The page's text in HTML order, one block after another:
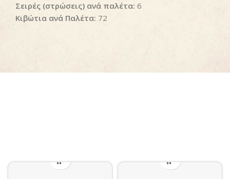
Σειρές (στρώσεις) ανά παλέτα: 6
Κιβώτια ανά Παλέτα: 72